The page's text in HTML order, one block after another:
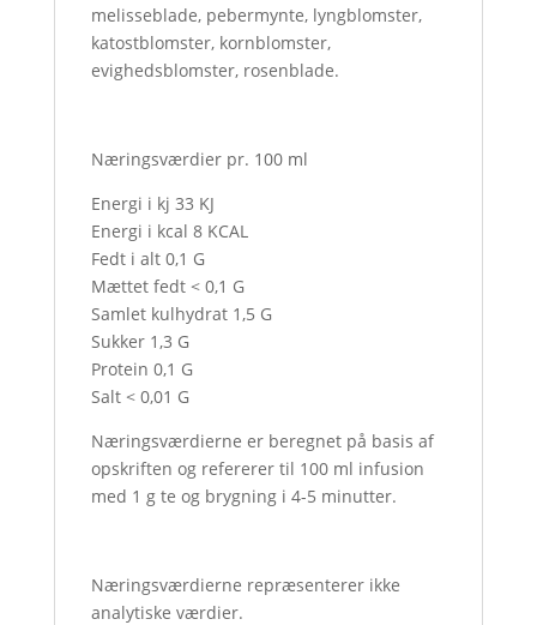
melisseblade, pebermynte, lyngblomster,
katostblomster, kornblomster,
evighedsblomster, rosenblade.
Næringsværdier pr. 100 ml
Energi i kj 33 KJ
Energi i kcal 8 KCAL
Fedt i alt 0,1 G
Mættet fedt < 0,1 G
Samlet kulhydrat 1,5 G
Sukker 1,3 G
Protein 0,1 G
Salt < 0,01 G
Næringsværdierne er beregnet på basis af
opskriften og refererer til 100 ml infusion
med 1 g te og brygning i 4-5 minutter.
Næringsværdierne repræsenterer ikke
analytiske værdier.